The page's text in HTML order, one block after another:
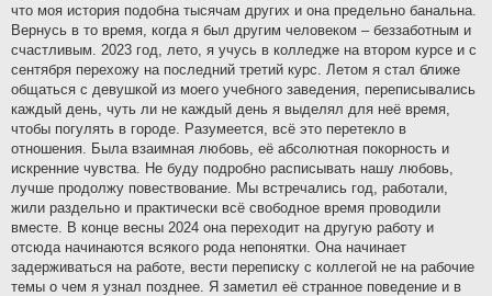
что моя история подобна тысячам других и она предельно банальна.
Вернусь в то время, когда я был другим человеком – беззаботным и
счастливым. 2023 год, лето, я учусь в колледже на втором курсе и с
сентября перехожу на последний третий курс. Летом я стал ближе
общаться с девушкой из моего учебного заведения, переписывались
каждый день, чуть ли не каждый день я выделял для неё время,
чтобы погулять в городе. Разумеется, всё это перетекло в
отношения. Была взаимная любовь, её абсолютная покорность и
искренние чувства. Не буду подробно расписывать нашу любовь,
лучше продолжу повествование. Мы встречались год, работали,
жили раздельно и практически всё свободное время проводили
вместе. В конце весны 2024 она переходит на другую работу и
отсюда начинаются всякого рода непонятки. Она начинает
задерживаться на работе, вести переписку с коллегой не на рабочие
темы о чем я узнал позднее. Я заметил её странное поведение и в